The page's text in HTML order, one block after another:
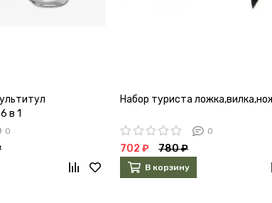
в 1
0
Набор туриста
0
702 ₽ 780 ₽
В корзину